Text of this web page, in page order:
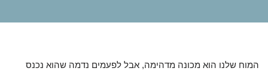
המוח שלנו הוא מכונה מדהימה, אבל לפעמים נדמה שהוא נכנס